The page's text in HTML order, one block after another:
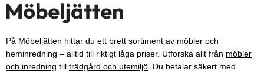
På Möbeljätten hittar du ett brett sortiment av möbler och
heminredning – alltid till riktigt låga priser. Utforska allt från möbler
och inredning till trädgård och utemiljö. Du betalar säkert med